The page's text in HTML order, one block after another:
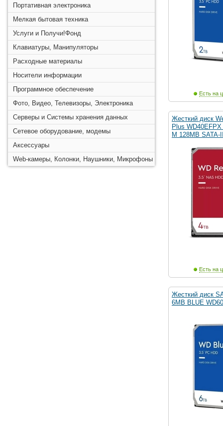
Портативная электроника
Мелкая бытовая техника
Услуги и Получи!Фонд
Клавиатуры, Манипуляторы
Расходные материалы
Носители информации
Программное обеспечение
Фото, Видео, Телевизоры, Электроника
Серверы и Системы хранения данных
Сетевое оборудование, модемы
Аксессуары
Web-камеры, Колонки, Наушники, Микрофоны
Есть на
Жесткий диск
Plus
M 128MB SATA-
Есть на
Жесткий диск
6MB BLUE